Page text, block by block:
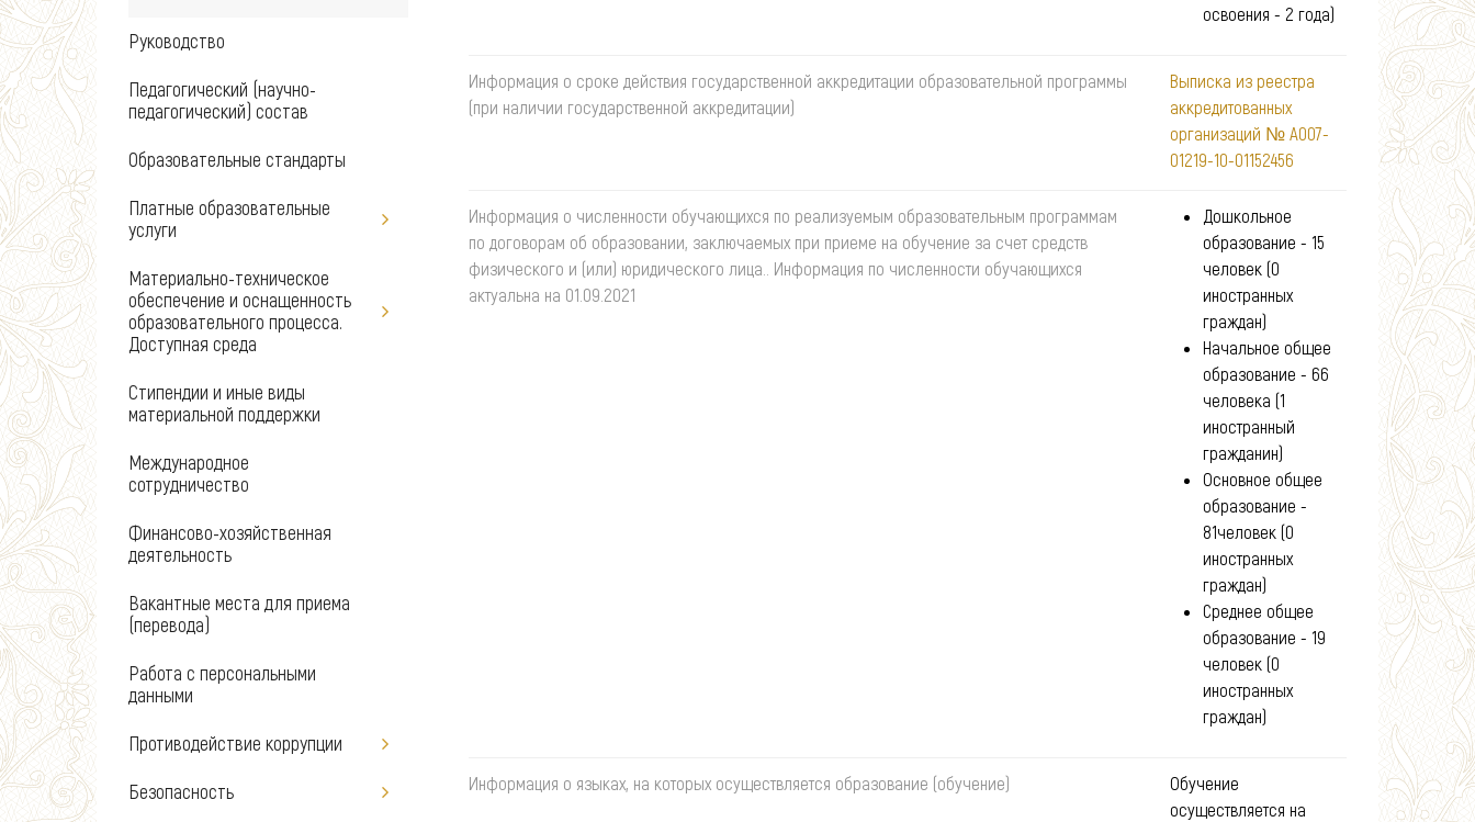
Руководство
Педагогический (научно-
педагогический) состав
Образовательные стандарты
Платные образовательные
услуги
Материально-техническое
обеспечение и оснащенность
образовательного процесса.
Доступная среда
Стипендии и иные виды
материальной поддержки
Международное
сотрудничество
Финансово-хозяйственная
деятельность
Вакантные места для приема
(перевода)
Работа с персональными
данными
Противодействие коррупции
Безопасность
освоения - 2 года)
Информация о сроке действия государственной аккредитации образовательной программы
(при наличии государственной аккредитации)
Выписка из реестра
аккредитованных
организаций № А007-
01219-10-01152456
Информация о численности обучающихся по реализуемым образовательным программам
по договорам об образовании, заключаемых при приеме на обучение за счет средств
физического и (или) юридического лица.. Информация по численности обучающихся
актуальна на 01.09.2021
Дошкольное
образование - 15
человек (0
иностранных
граждан)
Начальное общее
образование - 66
человека (1
иностранный
гражданин)
Основное общее
образование -
81человек (0
иностранных
граждан)
Среднее общее
образование - 19
человек (0
иностранных
граждан)
Информация о языках, на которых осуществляется образование (обучение)
Обучение
осуществляется на